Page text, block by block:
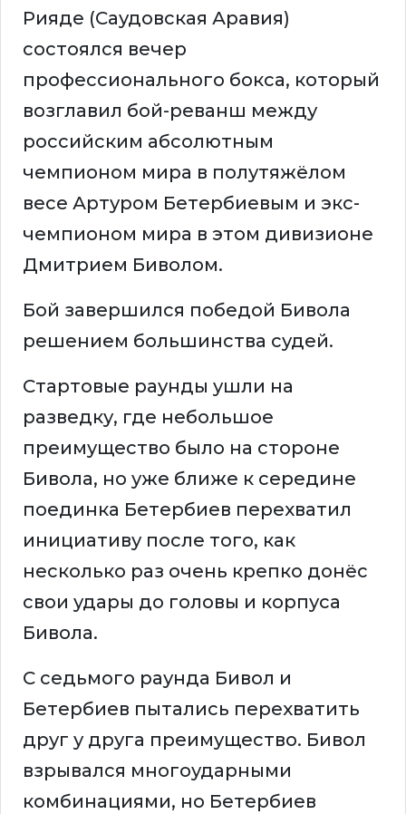
Рияде (Саудовская Аравия)
состоялся вечер
профессионального бокса, который
возглавил бой-реванш между
российским абсолютным
чемпионом мира в полутяжёлом
весе Артуром Бетербиевым и экс-
чемпионом мира в этом дивизионе
Дмитрием Биволом.
Бой завершился победой Бивола
решением большинства судей.
Стартовые раунды ушли на
разведку, где небольшое
преимущество было на стороне
Бивола, но уже ближе к середине
поединка Бетербиев перехватил
инициативу после того, как
несколько раз очень крепко донёс
свои удары до головы и корпуса
Бивола.
С седьмого раунда Бивол и
Бетербиев пытались перехватить
друг у друга преимущество. Бивол
взрывался многоударными
комбинациями, но Бетербиев